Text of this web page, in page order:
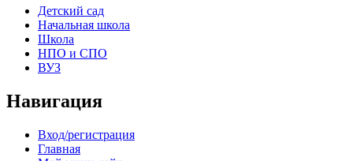
Детский сад
Начальная школа
Школа
НПО и СПО
ВУЗ
Навигация
Вход/регистрация
Главная